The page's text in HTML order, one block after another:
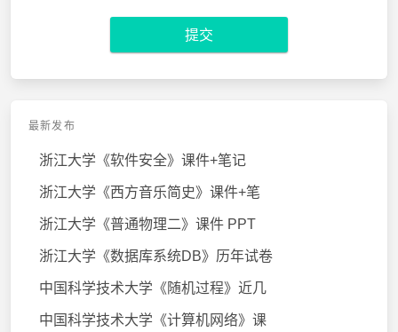
提交
最新发布
浙江大学《软件安全》课件+笔记
浙江大学《西方音乐简史》课件+笔
浙江大学《普通物理二》课件 PPT
浙江大学《数据库系统DB》历年试卷
中国科学技术大学《随机过程》近几
中国科学技术大学《计算机网络》课